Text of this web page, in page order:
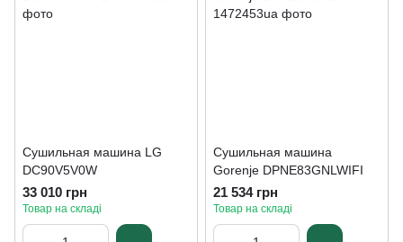
Сушильная машина LG
DC90V5V0W
33 010 грн
Товар на складі
Сушильная машина
Gorenje DPNE83GNLWIFI
21 534 грн
Товар на складі